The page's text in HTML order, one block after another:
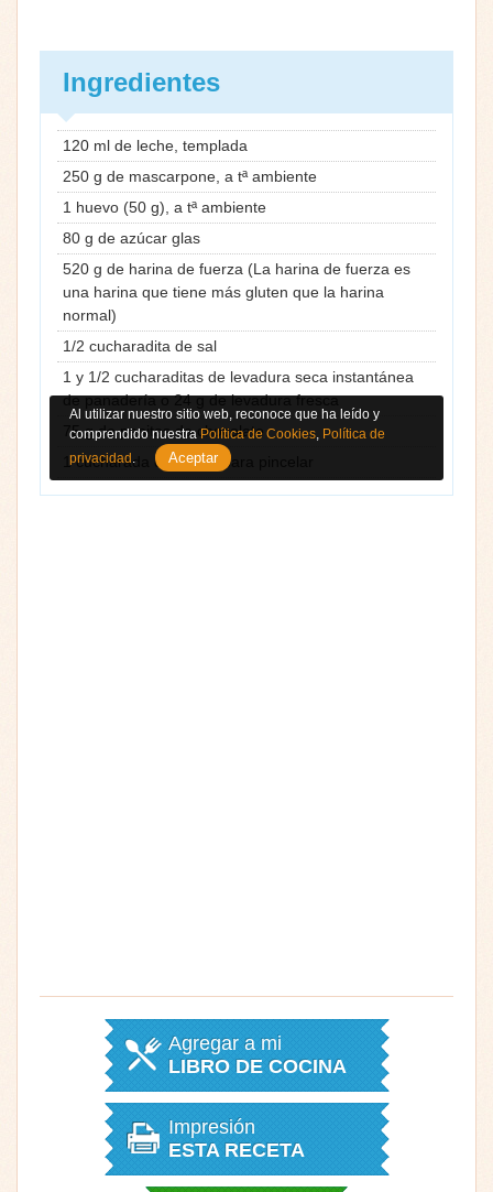
Ingredientes
120 ml de leche, templada
250 g de mascarpone, a tª ambiente
1 huevo (50 g), a tª ambiente
80 g de azúcar glas
520 g de harina de fuerza (La harina de fuerza es
una harina que tiene más gluten que la harina
normal)
1/2 cucharadita de sal
1 y 1/2 cucharaditas de levadura seca instantánea
de panadería o 24 g de levadura fresca
75 g de pepitas de chocolate
1 cucharada de leche, para pincelar
Agregar a mi
LIBRO DE COCINA
Impresión
ESTA RECETA
Al utilizar nuestro sitio web, reconoce que ha leído y
comprendido nuestra Política de Cookies Política de
privacidad
Aceptar